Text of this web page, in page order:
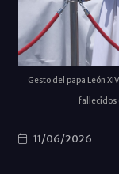
Gesto del papa León
fallecidos
11/06/2026